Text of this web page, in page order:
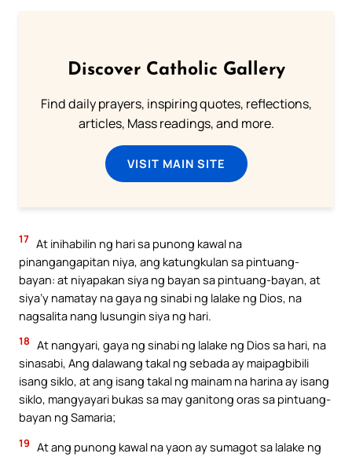
Discover Catholic Gallery
Find daily prayers, inspiring quotes, reflections,
articles, Mass readings, and more.
VISIT MAIN SITE
17 At inihabilin ng hari sa punong kawal na
pinangangapitan niya, ang katungkulan sa pintuang-
bayan: at niyapakan siya ng bayan sa pintuang-bayan, at
siya’y namatay na gaya ng sinabi ng lalake ng Dios, na
nagsalita nang lusungin siya ng hari.
18 At nangyari, gaya ng sinabi ng lalake ng Dios sa hari, na
sinasabi, Ang dalawang takal ng sebada ay maipagbibili
isang siklo, at ang isang takal ng mainam na harina ay isang
siklo, mangyayari bukas sa may ganitong oras sa pintuang-
bayan ng Samaria;
19 At ang punong kawal na yaon ay sumagot sa lalake ng